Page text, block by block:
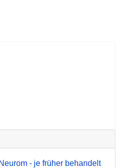
Wenn das Iliosakral-Gelenk blockiert
- je früher behandelt